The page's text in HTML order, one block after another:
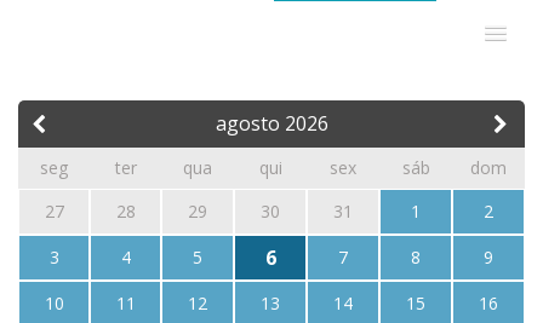
agosto 2026
seg ter qua qui sex sáb
dom
27
28 29 30 31 1
2
3
4 5 6 7 8
9
10
11 12 13 14 15
16